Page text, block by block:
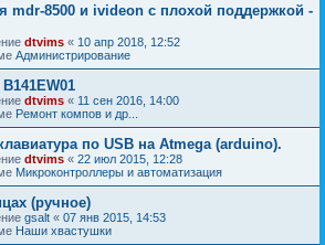
mdr-8500 и ivideon с плохой поддержкой -
dtvims « 10 апр 2018, 12:52
Администрирование
dtvims « 11 сен 2016, 14:00
Ремонт компов и др...
по USB на Atmega (arduino).
dtvims « 22 июл 2015, 12:28
Микроконтроллеры и автоматизация
(ручное)
gsalt « 07 янв 2015, 14:53
Наши хвастушки